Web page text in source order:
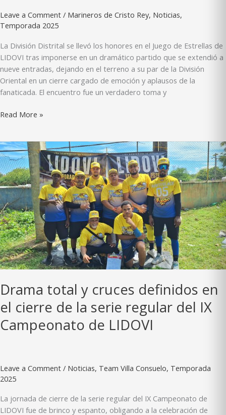
Leave a Comment / Marineros de Cristo Rey, Noticias,
Temporada 2025
La División Distrital se llevó los honores en el Juego de Estrellas de
LIDOVI tras imponerse en un dramático partido que se extendió a
nueve entradas, dejando en el terreno a su par de la División
Oriental en un cierre cargado de emoción y aplausos de la
fanaticada. El encuentro fue un verdadero toma y
División
impone
en
el
Juego
de
Estrellas;
sorpresa
mayúscula
en
el
HR
Read More »
Drama total y cruces definidos en
el cierre de la serie regular del IX
Campeonato de LIDOVI
Leave a Comment / Noticias, Team Villa Consuelo, Temporada
2025
La jornada de cierre de la serie regular del IX Campeonato de
LIDOVI fue de brinco y espanto, obligando a la celebración de